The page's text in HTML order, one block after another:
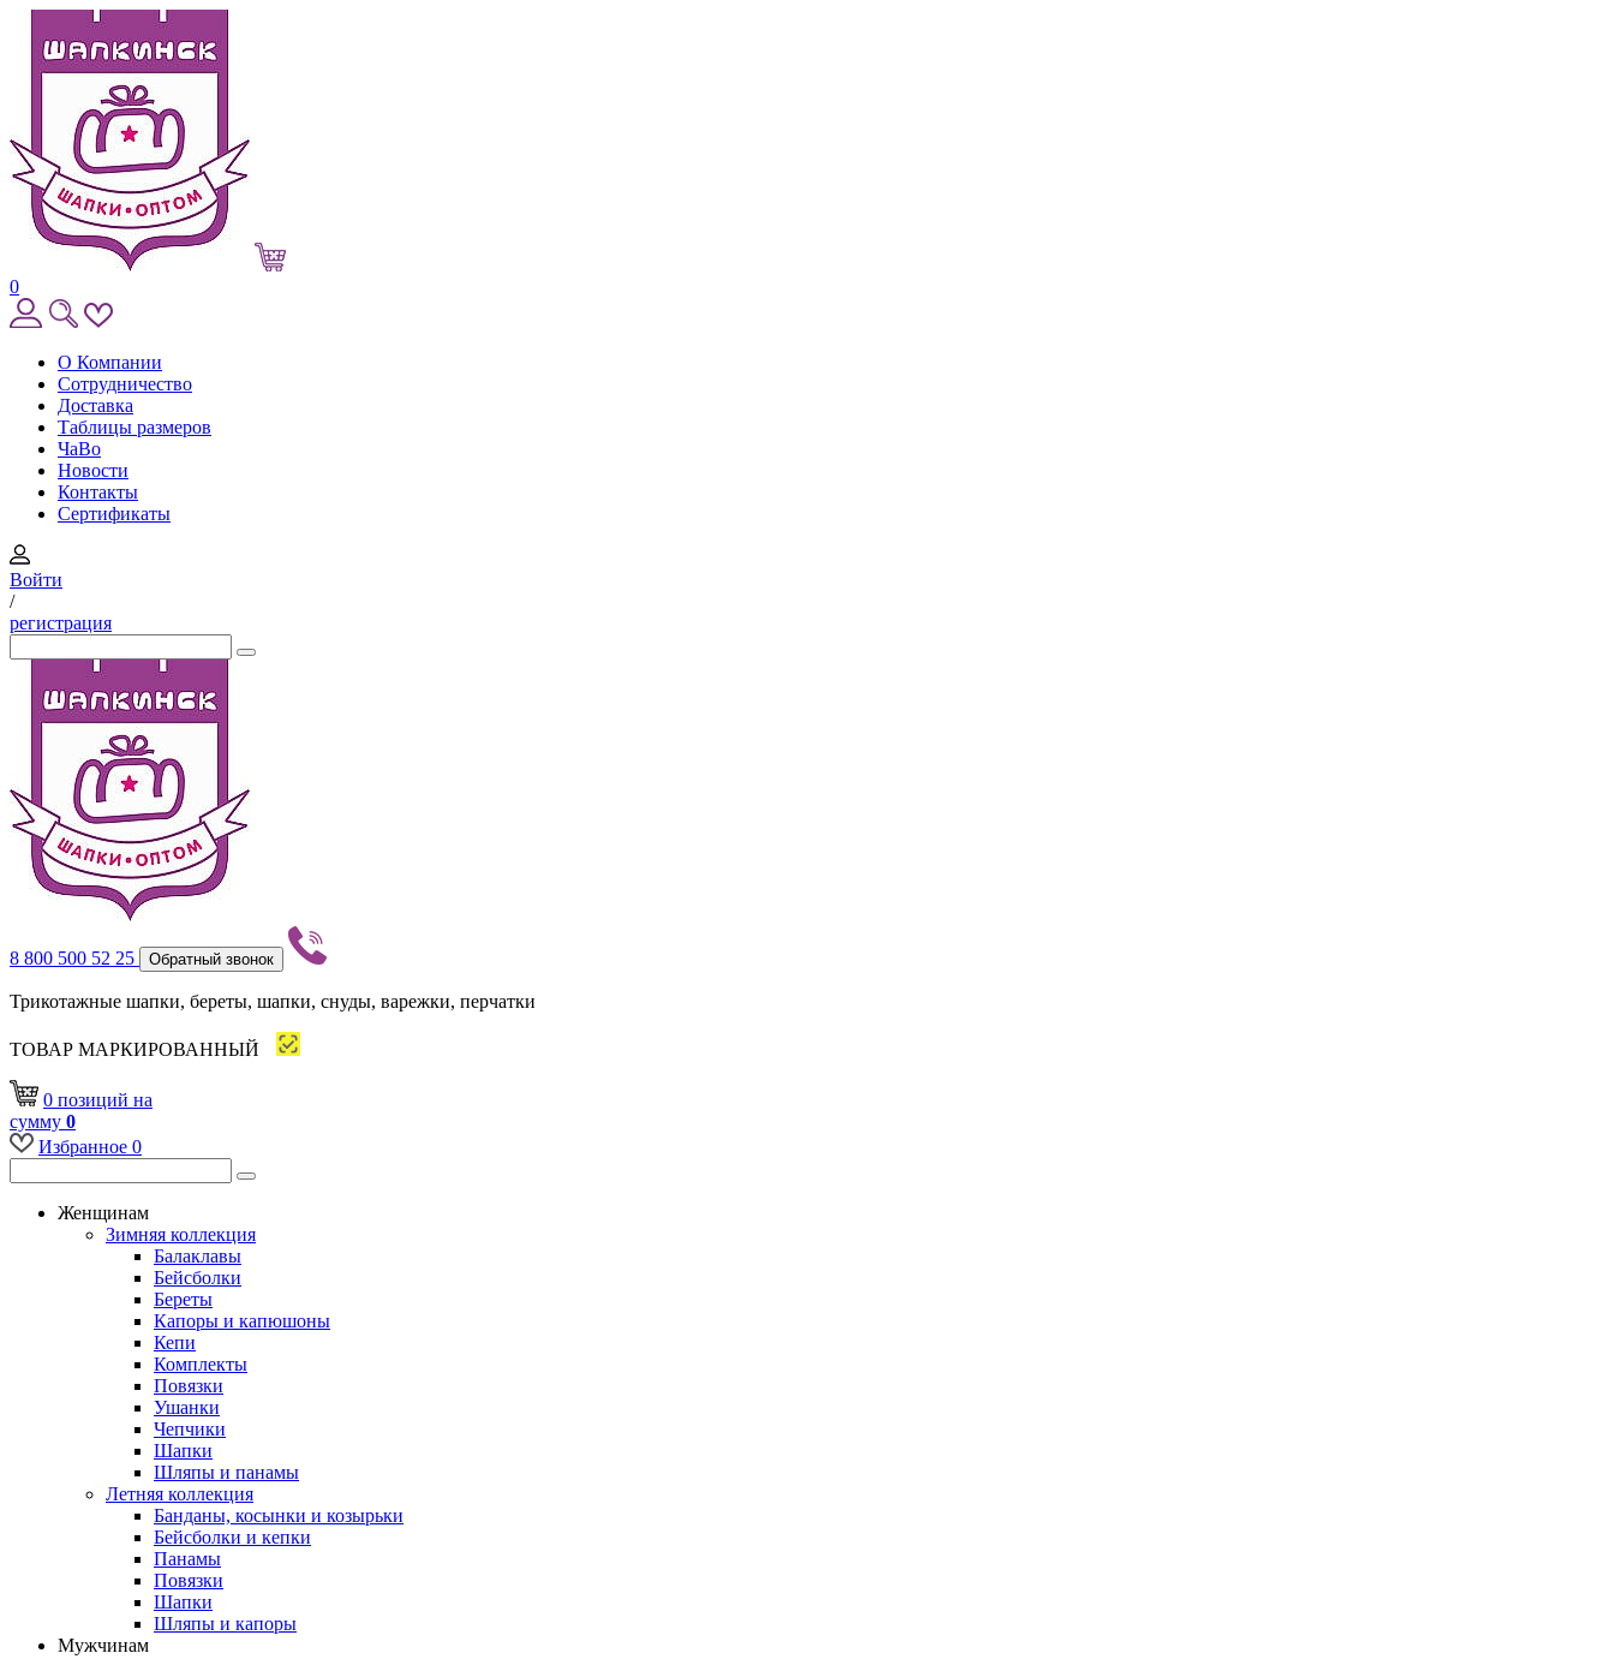
0
О Компании
Сотрудничество
Доставка
Таблицы размеров
ЧаВо
Новости
Контакты
Сертификаты
Войти
/
регистрация
8 800 500 52 25 Обратный звонок
Трикотажные шапки, береты, шапки, снуды, варежки, перчатки
ТОВАР МАРКИРОВАННЫЙ
0 позиций на
сумму 0
Избранное 0
Женщинам
Зимняя коллекция
Балаклавы
Бейсболки
Береты
Капоры и капюшоны
Кепи
Комплекты
Повязки
Ушанки
Чепчики
Шапки
Шляпы и панамы
Летняя коллекция
Банданы, косынки и козырьки
Бейсболки и кепки
Панамы
Повязки
Шапки
Шляпы и капоры
Мужчинам